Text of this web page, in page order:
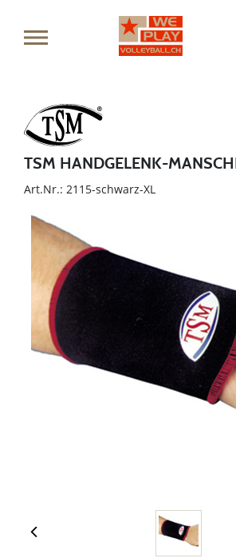
TSM HANDGELENK-
Art.Nr.: 2115-schwarz-XL